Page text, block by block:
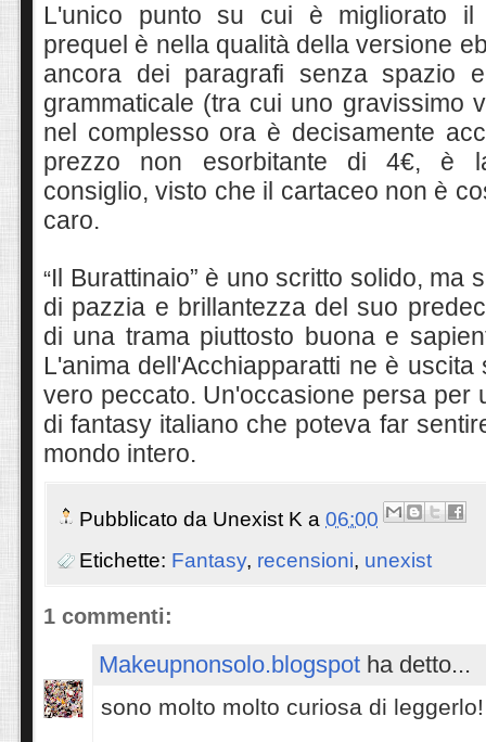
L'unico punto su cui è migliorato il
prequel è nella qualità della versione
ancora dei paragrafi senza spazio
grammaticale (tra cui uno gravissimo
nel complesso ora è decisamente
prezzo non esorbitante di 4€, è
consiglio, visto che il cartaceo non è
caro.
“Il Burattinaio” è uno scritto solido, ma
di pazzia e brillantezza del suo
di una trama piuttosto buona e
L'anima dell'Acchiapparatti ne è uscita
vero peccato. Un'occasione persa per
di fantasy italiano che poteva far
mondo intero.
Pubblicato da Unexist K a 06:00
Etichette: Fantasy, recensioni, unexist
1 commenti:
Makeupnonsolo.blogspot ha detto...
sono molto molto curiosa di